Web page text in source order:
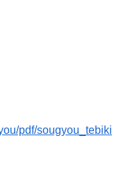
pdf/sougyou_tebiki